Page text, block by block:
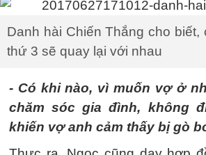
Danh hài Chiến Thắng cho
thứ 3 sẽ quay lại với nhau
- Có khi nào, vì muốn vợ ở
chăm sóc gia đình, không
khiến vợ anh cảm thấy bị gò